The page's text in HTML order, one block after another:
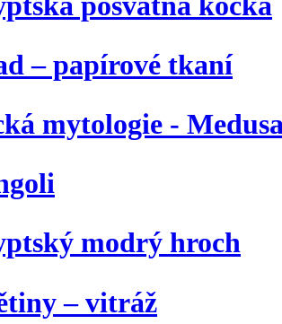
– papírové tkaní
mytologie -
modrý hroch
– vitráž